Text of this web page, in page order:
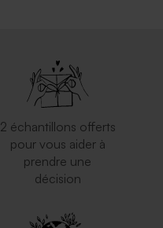
2 échantillons offerts
pour vous aider à
prendre une
décision